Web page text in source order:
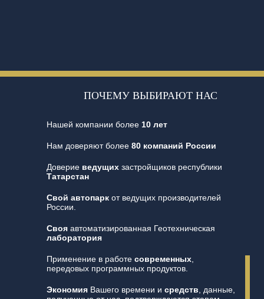
ПОЧЕМУ ВЫБИРАЮТ НАС
Нашей компании более 10 лет
Нам доверяют более 80 компаний России
Доверие ведущихзастройщиков республики
Татарстан
Свой автопаркот ведущих производителей
России.
Свояавтоматизированная Геотехническая
лаборатория
Применение в работе современных,
передовых программных продуктов.
ЭкономияВашего времени и средств, данные,